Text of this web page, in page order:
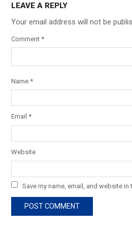
LEAVE A REPLY
Your email address will not be
Comment *
Name *
Email *
Website
Save my name, email, and website
with 33W SUPERVOOC Charger|
SHOP NOW